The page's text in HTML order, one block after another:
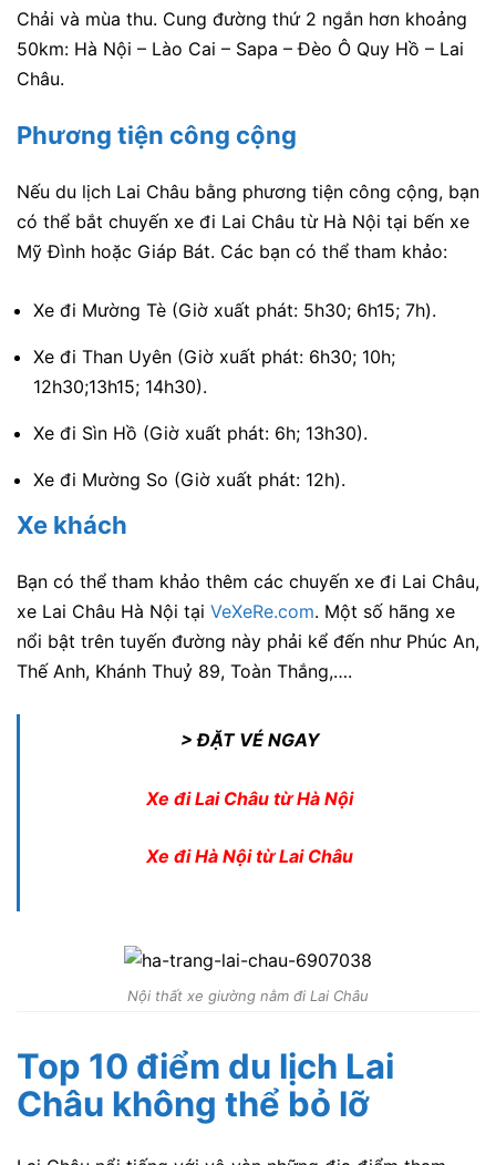
Chải và mùa thu. Cung đường thứ 2 ngắn hơn khoảng
50km: Hà Nội – Lào Cai – Sapa – Đèo Ô Quy Hồ – Lai
Châu.
Phương tiện công cộng
Nếu du lịch Lai Châu bằng phương tiện công cộng, bạn
có thể bắt chuyến xe đi Lai Châu từ Hà Nội tại bến xe
Mỹ Đình hoặc Giáp Bát. Các bạn có thể tham khảo:
Xe đi Mường Tè (Giờ xuất phát: 5h30; 6h15; 7h).
Xe đi Than Uyên (Giờ xuất phát: 6h30; 10h;
12h30;13h15; 14h30).
Xe đi Sìn Hồ (Giờ xuất phát: 6h; 13h30).
Xe đi Mường So (Giờ xuất phát: 12h).
Xe khách
Bạn có thể tham khảo thêm các chuyến xe đi Lai Châu,
xe Lai Châu Hà Nội tại VeXeRe.com. Một số hãng xe
nổi bật trên tuyến đường này phải kể đến như Phúc An,
Thế Anh, Khánh Thuỷ 89, Toàn Thắng,….
> ĐẶT VÉ NGAY
Xe đi Lai Châu từ Hà Nội
Xe đi Hà Nội từ Lai Châu
Nội thất xe giường nằm đi Lai Châu
Top 10 điểm du lịch Lai
Châu không thể bỏ lỡ